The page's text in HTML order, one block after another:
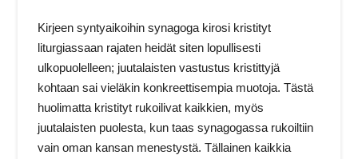
Kirjeen syntyaikoihin synagoga kirosi kristityt
liturgiassaan rajaten heidät siten lopullisesti
ulkopuolelleen; juutalaisten vastustus kristittyjä
kohtaan sai vieläkin konkreettisempia muotoja. Tästä
huolimatta kristityt rukoilivat kaikkien, myös
juutalaisten puolesta, kun taas synagogassa rukoiltiin
vain oman kansan menestystä. Tällainen kaikkia